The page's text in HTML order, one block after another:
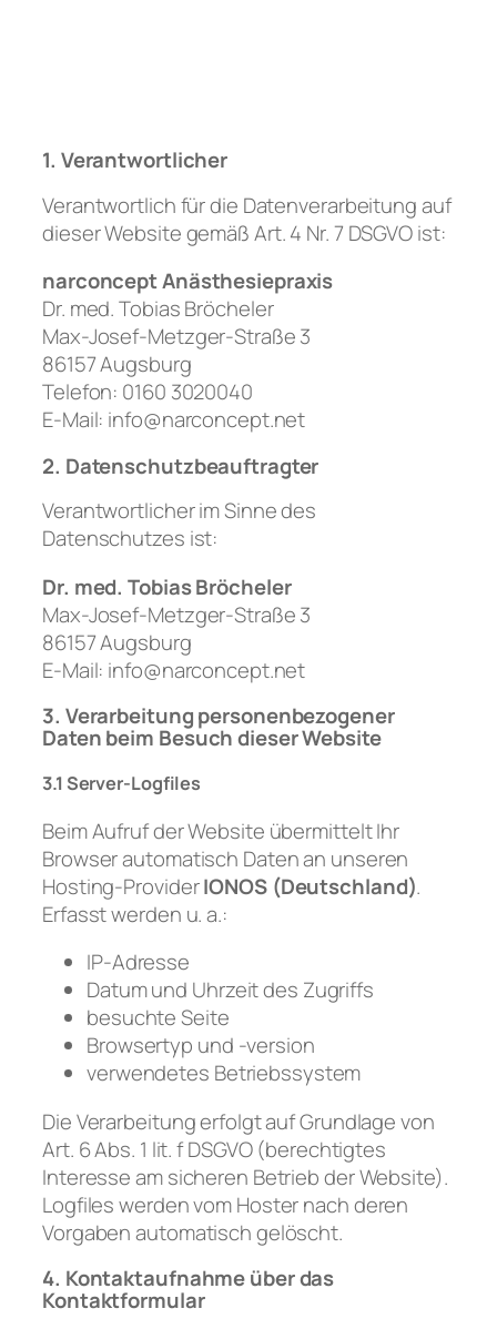
1. Verantwortlicher
Verantwortlich für die Datenverarbeitung auf
dieser Website gemäß Art. 4 Nr. 7 DSGVO ist:
narconcept Anästhesiepraxis
Dr. med. Tobias Bröcheler
Max-Josef-Metzger-Straße 3
86157 Augsburg
Telefon: 0160 3020040
E-Mail: info@narconcept.net
2. Datenschutzbeauftragter
Verantwortlicher im Sinne des
Datenschutzes ist:
Dr. med. Tobias Bröcheler
Max-Josef-Metzger-Straße 3
86157 Augsburg
E-Mail: info@narconcept.net
3. Verarbeitung personenbezogener
Daten beim Besuch dieser Website
3.1 Server-Logfiles
Beim Aufruf der Website übermittelt Ihr
Browser automatisch Daten an unseren
Hosting-ProviderIONOS (Deutschland).
Erfasst werden u. a.:
IP-Adresse
Datum und Uhrzeit des Zugriffs
besuchte Seite
Browsertyp und -version
verwendetes Betriebssystem
Die Verarbeitung erfolgt auf Grundlage von
Art. 6 Abs. 1 lit. f DSGVO (berechtigtes
Interesse am sicheren Betrieb der Website).
Logfiles werden vom Hoster nach deren
Vorgaben automatisch gelöscht.
4. Kontaktaufnahme über das
Kontaktformular